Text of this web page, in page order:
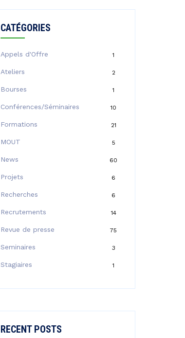
CATÉGORIES
Appels d'Offre 1
Ateliers 2
Bourses 1
Conférences/Séminaires 10
Formations 21
MOUT 5
News 60
Projets 6
Recherches 6
Recrutements 14
Revue de presse 75
Seminaires 3
Stagiaires 1
RECENT POSTS